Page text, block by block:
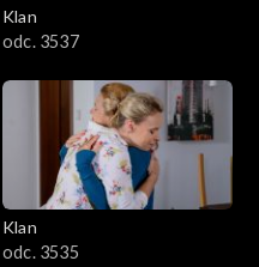
Klan
odc. 3537
Klan
odc. 3535